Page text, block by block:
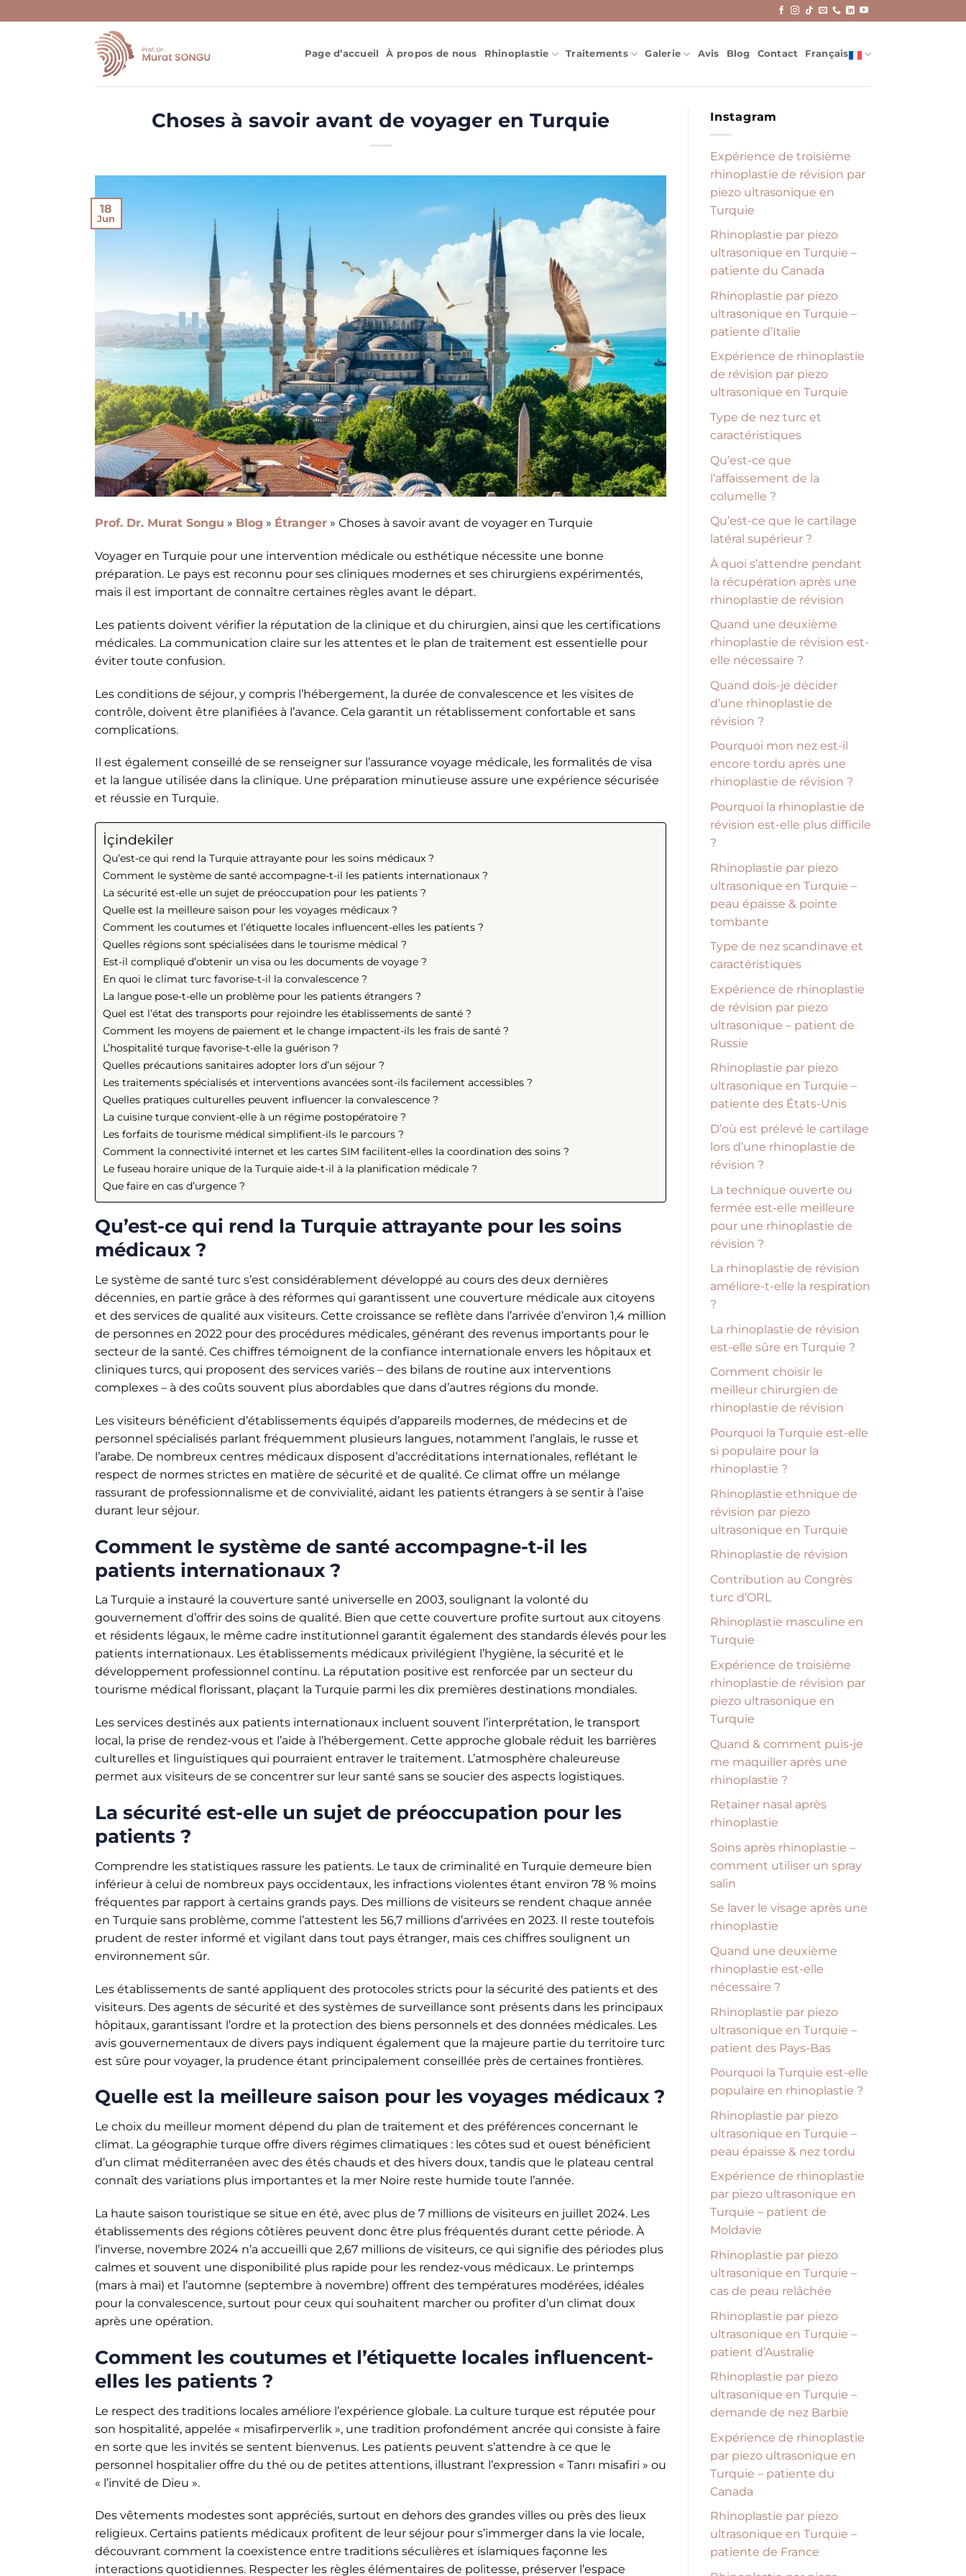
Page d’accueil À propos de nous Rhinoplastie Traitements Galerie Avis Blog Contact Français
Choses à savoir avant de voyager en Turquie
18
Jun
Prof. Dr. Murat Songu » Blog » Étranger » Choses à savoir avant de voyager en Turquie
Voyager en Turquie pour une intervention médicale ou esthétique nécessite une bonne
préparation. Le pays est reconnu pour ses cliniques modernes et ses chirurgiens expérimentés,
mais il est important de connaître certaines règles avant le départ.
Les patients doivent vérifier la réputation de la clinique et du chirurgien, ainsi que les certifications
médicales. La communication claire sur les attentes et le plan de traitement est essentielle pour
éviter toute confusion.
Les conditions de séjour, y compris l’hébergement, la durée de convalescence et les visites de
contrôle, doivent être planifiées à l’avance. Cela garantit un rétablissement confortable et sans
complications.
Il est également conseillé de se renseigner sur l’assurance voyage médicale, les formalités de visa
et la langue utilisée dans la clinique. Une préparation minutieuse assure une expérience sécurisée
et réussie en Turquie.
İçindekiler
Qu’est-ce qui rend la Turquie attrayante pour les soins médicaux ?
Comment le système de santé accompagne-t-il les patients internationaux ?
La sécurité est-elle un sujet de préoccupation pour les patients ?
Quelle est la meilleure saison pour les voyages médicaux ?
Comment les coutumes et l’étiquette locales influencent-elles les patients ?
Quelles régions sont spécialisées dans le tourisme médical ?
Est-il compliqué d’obtenir un visa ou les documents de voyage ?
En quoi le climat turc favorise-t-il la convalescence ?
La langue pose-t-elle un problème pour les patients étrangers ?
Quel est l’état des transports pour rejoindre les établissements de santé ?
Comment les moyens de paiement et le change impactent-ils les frais de santé ?
L’hospitalité turque favorise-t-elle la guérison ?
Quelles précautions sanitaires adopter lors d’un séjour ?
Les traitements spécialisés et interventions avancées sont-ils facilement accessibles ?
Quelles pratiques culturelles peuvent influencer la convalescence ?
La cuisine turque convient-elle à un régime postopératoire ?
Les forfaits de tourisme médical simplifient-ils le parcours ?
Comment la connectivité internet et les cartes SIM facilitent-elles la coordination des soins ?
Le fuseau horaire unique de la Turquie aide-t-il à la planification médicale ?
Que faire en cas d’urgence ?
Qu’est-ce qui rend la Turquie attrayante pour les soins
médicaux ?
Le système de santé turc s’est considérablement développé au cours des deux dernières
décennies, en partie grâce à des réformes qui garantissent une couverture médicale aux citoyens
et des services de qualité aux visiteurs. Cette croissance se reflète dans l’arrivée d’environ 1,4 million
de personnes en 2022 pour des procédures médicales, générant des revenus importants pour le
secteur de la santé. Ces chiffres témoignent de la confiance internationale envers les hôpitaux et
cliniques turcs, qui proposent des services variés – des bilans de routine aux interventions
complexes – à des coûts souvent plus abordables que dans d’autres régions du monde.
Les visiteurs bénéficient d’établissements équipés d’appareils modernes, de médecins et de
personnel spécialisés parlant fréquemment plusieurs langues, notamment l’anglais, le russe et
l’arabe. De nombreux centres médicaux disposent d’accréditations internationales, reflétant le
respect de normes strictes en matière de sécurité et de qualité. Ce climat offre un mélange
rassurant de professionnalisme et de convivialité, aidant les patients étrangers à se sentir à l’aise
durant leur séjour.
Comment le système de santé accompagne-t-il les
patients internationaux ?
La Turquie a instauré la couverture santé universelle en 2003, soulignant la volonté du
gouvernement d’offrir des soins de qualité. Bien que cette couverture profite surtout aux citoyens
et résidents légaux, le même cadre institutionnel garantit également des standards élevés pour les
patients internationaux. Les établissements médicaux privilégient l’hygiène, la sécurité et le
développement professionnel continu. La réputation positive est renforcée par un secteur du
tourisme médical florissant, plaçant la Turquie parmi les dix premières destinations mondiales.
Les services destinés aux patients internationaux incluent souvent l’interprétation, le transport
local, la prise de rendez-vous et l’aide à l’hébergement. Cette approche globale réduit les barrières
culturelles et linguistiques qui pourraient entraver le traitement. L’atmosphère chaleureuse
permet aux visiteurs de se concentrer sur leur santé sans se soucier des aspects logistiques.
La sécurité est-elle un sujet de préoccupation pour les
patients ?
Comprendre les statistiques rassure les patients. Le taux de criminalité en Turquie demeure bien
inférieur à celui de nombreux pays occidentaux, les infractions violentes étant environ 78 % moins
fréquentes par rapport à certains grands pays. Des millions de visiteurs se rendent chaque année
en Turquie sans problème, comme l’attestent les 56,7 millions d’arrivées en 2023. Il reste toutefois
prudent de rester informé et vigilant dans tout pays étranger, mais ces chiffres soulignent un
environnement sûr.
Les établissements de santé appliquent des protocoles stricts pour la sécurité des patients et des
visiteurs. Des agents de sécurité et des systèmes de surveillance sont présents dans les principaux
hôpitaux, garantissant l’ordre et la protection des biens personnels et des données médicales. Les
avis gouvernementaux de divers pays indiquent également que la majeure partie du territoire turc
est sûre pour voyager, la prudence étant principalement conseillée près de certaines frontières.
Quelle est la meilleure saison pour les voyages médicaux ?
Le choix du meilleur moment dépend du plan de traitement et des préférences concernant le
climat. La géographie turque offre divers régimes climatiques : les côtes sud et ouest bénéficient
d’un climat méditerranéen avec des étés chauds et des hivers doux, tandis que le plateau central
connaît des variations plus importantes et la mer Noire reste humide toute l’année.
La haute saison touristique se situe en été, avec plus de 7 millions de visiteurs en juillet 2024. Les
établissements des régions côtières peuvent donc être plus fréquentés durant cette période. À
l’inverse, novembre 2024 n’a accueilli que 2,67 millions de visiteurs, ce qui signifie des périodes plus
calmes et souvent une disponibilité plus rapide pour les rendez-vous médicaux. Le printemps
(mars à mai) et l’automne (septembre à novembre) offrent des températures modérées, idéales
pour la convalescence, surtout pour ceux qui souhaitent marcher ou profiter d’un climat doux
après une opération.
Comment les coutumes et l’étiquette locales influencent-
elles les patients ?
Le respect des traditions locales améliore l’expérience globale. La culture turque est réputée pour
son hospitalité, appelée « misafirperverlik », une tradition profondément ancrée qui consiste à faire
en sorte que les invités se sentent bienvenus. Les patients peuvent s’attendre à ce que le
personnel hospitalier offre du thé ou de petites attentions, illustrant l’expression « Tanrı misafiri » ou
« l’invité de Dieu ».
Des vêtements modestes sont appréciés, surtout en dehors des grandes villes ou près des lieux
religieux. Certains patients médicaux profitent de leur séjour pour s’immerger dans la vie locale,
découvrant comment la coexistence entre traditions séculières et islamiques façonne les
interactions quotidiennes. Respecter les règles élémentaires de politesse, préserver l’espace
Instagram
Expérience de troisième
rhinoplastie de révision par
piezo ultrasonique en
Turquie
Rhinoplastie par piezo
ultrasonique en Turquie –
patiente du Canada
Rhinoplastie par piezo
ultrasonique en Turquie –
patiente d’Italie
Expérience de rhinoplastie
de révision par piezo
ultrasonique en Turquie
Type de nez turc et
caractéristiques
Qu’est-ce que
l’affaissement de la
columelle ?
Qu’est-ce que le cartilage
latéral supérieur ?
À quoi s’attendre pendant
la récupération après une
rhinoplastie de révision
Quand une deuxième
rhinoplastie de révision est-
elle nécessaire ?
Quand dois-je décider
d’une rhinoplastie de
révision ?
Pourquoi mon nez est-il
encore tordu après une
rhinoplastie de révision ?
Pourquoi la rhinoplastie de
révision est-elle plus difficile
?
Rhinoplastie par piezo
ultrasonique en Turquie –
peau épaisse & pointe
tombante
Type de nez scandinave et
caractéristiques
Expérience de rhinoplastie
de révision par piezo
ultrasonique – patient de
Russie
Rhinoplastie par piezo
ultrasonique en Turquie –
patiente des États-Unis
D’où est prélevé le cartilage
lors d’une rhinoplastie de
révision ?
La technique ouverte ou
fermée est-elle meilleure
pour une rhinoplastie de
révision ?
La rhinoplastie de révision
améliore-t-elle la respiration
?
La rhinoplastie de révision
est-elle sûre en Turquie ?
Comment choisir le
meilleur chirurgien de
rhinoplastie de révision
Pourquoi la Turquie est-elle
si populaire pour la
rhinoplastie ?
Rhinoplastie ethnique de
révision par piezo
ultrasonique en Turquie
Rhinoplastie de révision
Contribution au Congrès
turc d’ORL
Rhinoplastie masculine en
Turquie
Expérience de troisième
rhinoplastie de révision par
piezo ultrasonique en
Turquie
Quand & comment puis-je
me maquiller après une
rhinoplastie ?
Retainer nasal après
rhinoplastie
Soins après rhinoplastie –
comment utiliser un spray
salin
Se laver le visage après une
rhinoplastie
Quand une deuxième
rhinoplastie est-elle
nécessaire ?
Rhinoplastie par piezo
ultrasonique en Turquie –
patient des Pays-Bas
Pourquoi la Turquie est-elle
populaire en rhinoplastie ?
Rhinoplastie par piezo
ultrasonique en Turquie –
peau épaisse & nez tordu
Expérience de rhinoplastie
par piezo ultrasonique en
Turquie – patient de
Moldavie
Rhinoplastie par piezo
ultrasonique en Turquie –
cas de peau relâchée
Rhinoplastie par piezo
ultrasonique en Turquie –
patient d’Australie
Rhinoplastie par piezo
ultrasonique en Turquie –
demande de nez Barbie
Expérience de rhinoplastie
par piezo ultrasonique en
Turquie – patiente du
Canada
Rhinoplastie par piezo
ultrasonique en Turquie –
patiente de France